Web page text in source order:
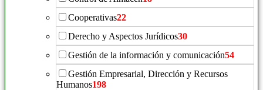
Cooperativas22
Derecho y Aspectos Jurídicos30
Gestión de la información y comunicación54
Gestión Empresarial, Dirección y Recursos
Humanos198